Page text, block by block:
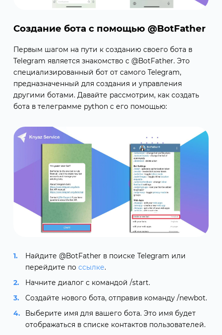
Создание бота с помощью @BotFather
Первым шагом на пути к созданию своего бота в
Telegram является знакомство с @BotFather. Это
специализированный бот от самого Telegram,
предназначенный для создания и управления
другими ботами. Давайте рассмотрим, как создать
Найдите @BotFather в поиске Telegram или
перейдите по ссылке.
Начните диалог с командой /start.
Создайте нового бота, отправив команду /newbot.
Выберите имя для вашего бота. Это имя будет
отображаться в списке контактов пользователей.